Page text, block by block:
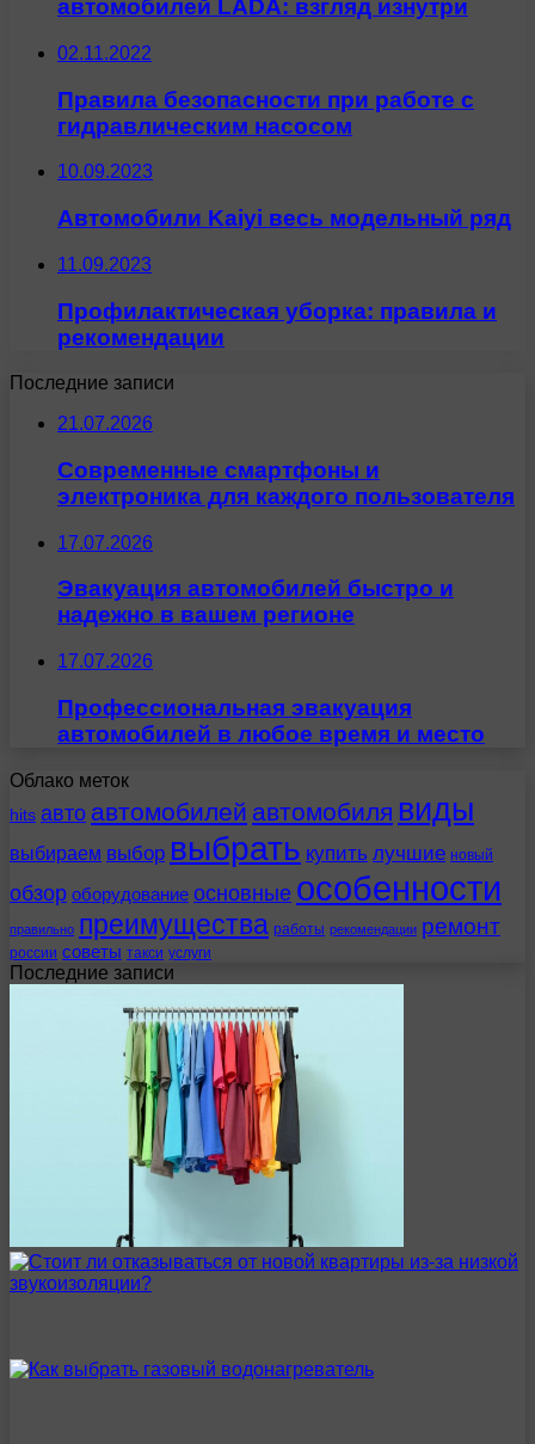
автомобилей LADA: взгляд изнутри
02.11.2022
Правила безопасности при работе с
гидравлическим насосом
10.09.2023
Автомобили Kaiyi весь модельный ряд
11.09.2023
Профилактическая уборка: правила и
рекомендации
Последние записи
21.07.2026
Современные смартфоны и
электроника для каждого пользователя
17.07.2026
Эвакуация автомобилей быстро и
надежно в вашем регионе
17.07.2026
Профессиональная эвакуация
автомобилей в любое время и место
Облако меток
hits авто автомобилей автомобиля виды
выбираем выбор выбрать купить лучшие новый
обзор оборудование основные особенности
правильно преимущества работы рекомендации ремонт
россии советы такси услуги
Последние записи